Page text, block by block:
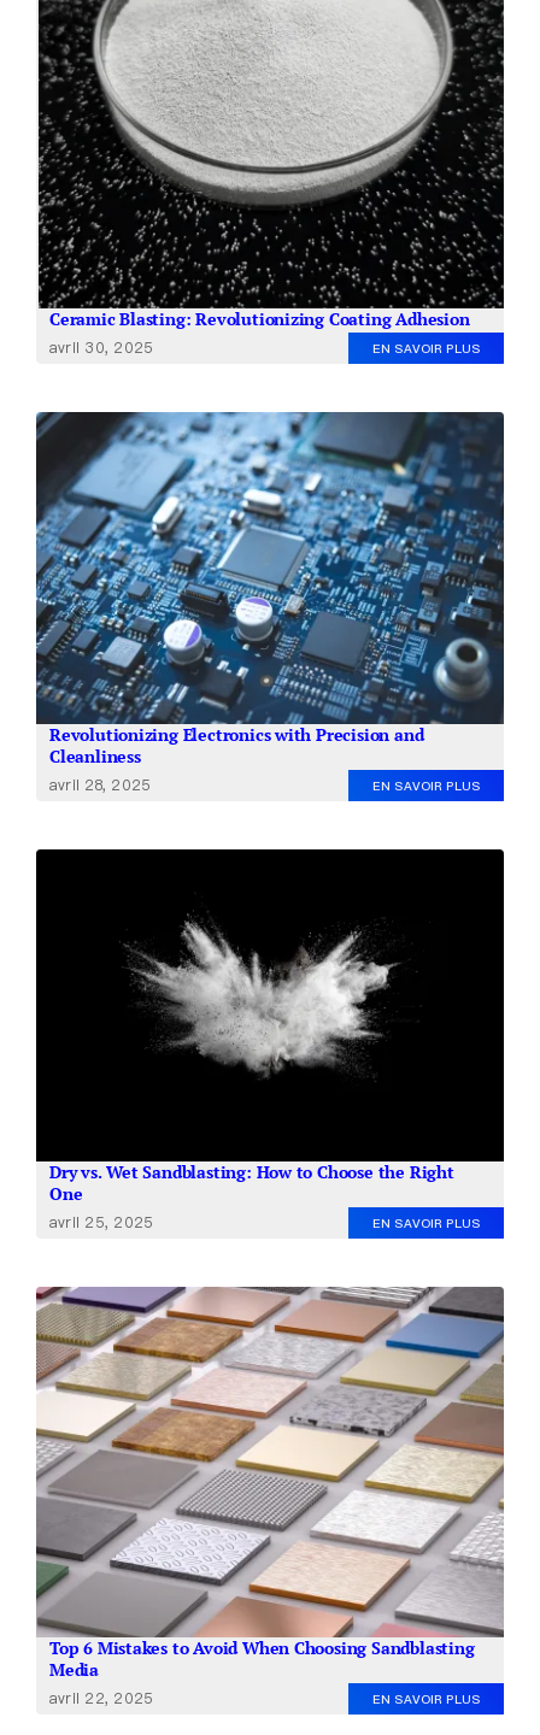
Ceramic Blasting: Revolutionizing Coating Adhesion
avril 30, 2025 EN SAVOIR PLUS
Revolutionizing Electronics with Precision and
Cleanliness
avril 28, 2025 EN SAVOIR PLUS
Dry vs. Wet Sandblasting: How to Choose the Right
One
avril 25, 2025 EN SAVOIR PLUS
Top 6 Mistakes to Avoid When Choosing Sandblasting
Media
avril 22, 2025 EN SAVOIR PLUS